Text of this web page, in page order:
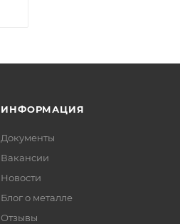
ИНФОРМАЦИЯ
Документы
Вакансии
Новости
Блог о металле
Отзывы